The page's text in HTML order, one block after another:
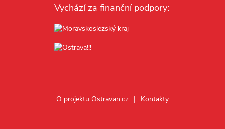
Vychází za finanční podpory:
O projektu Ostravan.cz Kontakty